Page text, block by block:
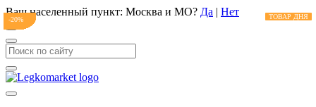
Ваш населенный пункт: Москва и МО? Да | Нет
-20% ТОВАР ДНЯ
-20% ТОВАР ДНЯ
-20% ТОВАР ДНЯ
-20% ТОВАР ДНЯ
-20% ТОВАР ДНЯ
-20% ТОВАР ДНЯ
-20% ТОВАР ДНЯ
-20% ТОВАР ДНЯ
-20% ТОВАР ДНЯ
-20% ТОВАР ДНЯ
-20% ТОВАР ДНЯ
-20% ТОВАР ДНЯ
-20% ТОВАР ДНЯ
-20% ТОВАР ДНЯ
-20% ТОВАР ДНЯ
-20% ТОВАР ДНЯ